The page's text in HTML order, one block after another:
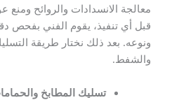
معالجة الانسدادات والروائح ومنع
قبل أي تنفيذ، يقوم الفني بفحص
ونوعه. بعد ذلك نختار طريقة
والشفط.
تسليك المطابخ